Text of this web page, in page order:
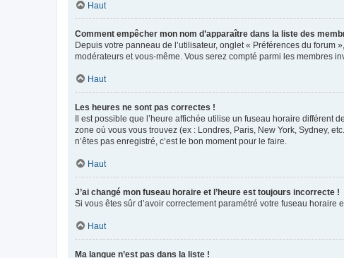
Haut
Comment empêcher mon nom d’apparaître dans la liste des
Depuis votre panneau de l’utilisateur, onglet « Préférences du forum
modérateurs et vous-même. Vous serez compté parmi les membres
Haut
Les heures ne sont pas correctes !
Il est possible que l’heure affichée utilise un fuseau horaire différent
zone où vous vous trouvez (ex : Londres, Paris, New York, Sydney,
n’êtes pas enregistré, c’est le bon moment pour le faire.
Haut
J’ai changé mon fuseau horaire et l’heure est toujours incorrecte !
Si vous êtes sûr d’avoir correctement paramétré votre fuseau
Haut
Ma langue n’est pas dans la liste !